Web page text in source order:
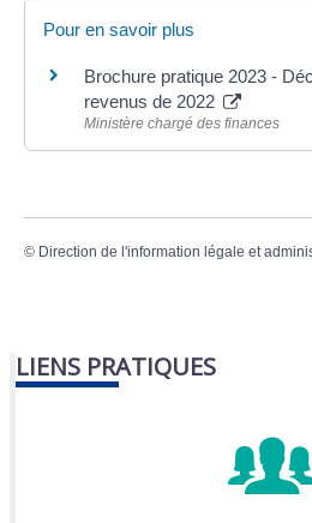
Pour en savoir plus
Brochure pratique 2023 -
revenus de 2022
Ministère chargé des finances
© Direction de l'information légale et
LIENS PRATIQUES